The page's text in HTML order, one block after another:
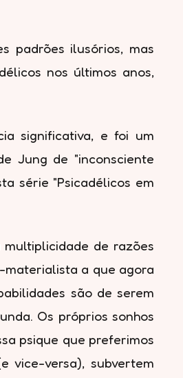
padrões ilusórios, mas
nos últimos anos,
significativa, e foi um
Jung de "inconsciente
série "Psicadélicos em
de razões
materialista a que agora
são de serem
Os próprios sonhos
psique que preferimos
vice-versa), subvertem